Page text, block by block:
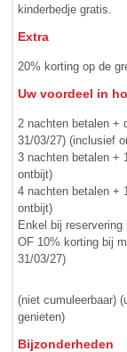
kinderbedje gratis.
Extra
20% korting op de
Uw voordeel in
2 nachten betalen +
31/03/27) (inclusief
3 nachten betalen +
ontbijt)
4 nachten betalen +
ontbijt)
Enkel bij
OF 10% korting bij
31/03/27)
(niet cumuleerbaar)
genieten)
Bijzonderheden